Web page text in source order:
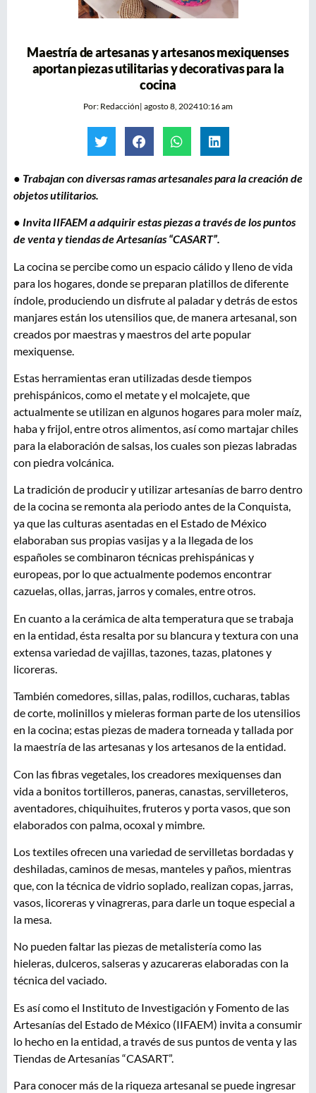
Maestría de artesanas y artesanos mexiquenses
aportan piezas utilitarias y decorativas para la
cocina
Por: Redacción| agosto 8, 202410:16 am
● Trabajan con diversas ramas artesanales para la creación de
objetos utilitarios.
● Invita IIFAEM a adquirir estas piezas a través de los puntos
de venta y tiendas de Artesanías “CASART”.
La cocina se percibe como un espacio cálido y lleno de vida
para los hogares, donde se preparan platillos de diferente
índole, produciendo un disfrute al paladar y detrás de estos
manjares están los utensilios que, de manera artesanal, son
creados por maestras y maestros del arte popular
mexiquense.
Estas herramientas eran utilizadas desde tiempos
prehispánicos, como el metate y el molcajete, que
actualmente se utilizan en algunos hogares para moler maíz,
haba y frijol, entre otros alimentos, así como martajar chiles
para la elaboración de salsas, los cuales son piezas labradas
con piedra volcánica.
La tradición de producir y utilizar artesanías de barro dentro
de la cocina se remonta ala periodo antes de la Conquista,
ya que las culturas asentadas en el Estado de México
elaboraban sus propias vasijas y a la llegada de los
españoles se combinaron técnicas prehispánicas y
europeas, por lo que actualmente podemos encontrar
cazuelas, ollas, jarras, jarros y comales, entre otros.
En cuanto a la cerámica de alta temperatura que se trabaja
en la entidad, ésta resalta por su blancura y textura con una
extensa variedad de vajillas, tazones, tazas, platones y
licoreras.
También comedores, sillas, palas, rodillos, cucharas, tablas
de corte, molinillos y mieleras forman parte de los utensilios
en la cocina; estas piezas de madera torneada y tallada por
la maestría de las artesanas y los artesanos de la entidad.
Con las fibras vegetales, los creadores mexiquenses dan
vida a bonitos tortilleros, paneras, canastas, servilleteros,
aventadores, chiquihuites, fruteros y porta vasos, que son
elaborados con palma, ocoxal y mimbre.
Los textiles ofrecen una variedad de servilletas bordadas y
deshiladas, caminos de mesas, manteles y paños, mientras
que, con la técnica de vidrio soplado, realizan copas, jarras,
vasos, licoreras y vinagreras, para darle un toque especial a
la mesa.
No pueden faltar las piezas de metalistería como las
hieleras, dulceros, salseras y azucareras elaboradas con la
técnica del vaciado.
Es así como el Instituto de Investigación y Fomento de las
Artesanías del Estado de México (IIFAEM) invita a consumir
lo hecho en la entidad, a través de sus puntos de venta y las
Tiendas de Artesanías “CASART”.
Para conocer más de la riqueza artesanal se puede ingresar